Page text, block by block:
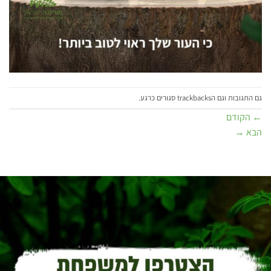
גם התגובות וגם הtrackbacks סגורים כרגע.
← הקודם
הבא →